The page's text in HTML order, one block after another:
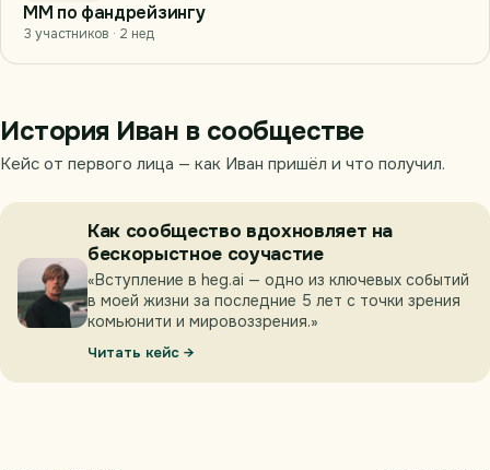
ММ по фандрейзингу
3 участников · 2 нед
История Иван в сообществе
Кейс от первого лица — как Иван пришёл и что получил.
Как сообщество вдохновляет на
бескорыстное соучастие
«Вступление в heg.ai — одно из ключевых событий
в моей жизни за последние 5 лет с точки зрения
комьюнити и мировоззрения.»
Читать кейс →